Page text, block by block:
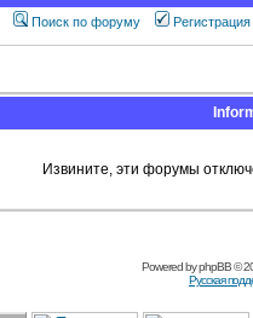
Поиск по форуму Регистрация
Извините, эти форумы
Powered byphpBB©
Русская